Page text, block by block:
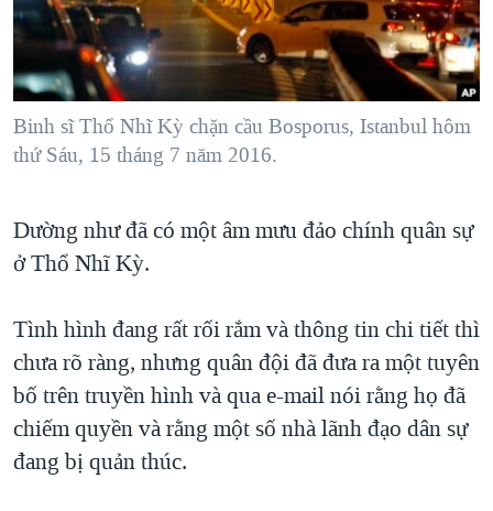
"Tìm"NGƯỜI VIỆT HẢI NGOẠI
ĐỜI SỐNG
KINH TẾ
VĂN HOÁ
THỂ THAO
TẠI
HÀNH TRÌNH BẦU CỬ 2024
MỘT NĂM CHIẾN TRANH TẠI DẢI GAZA
GIẢI MÃ VÀNH ĐAI & CON ĐƯỜNG
NGÀY TỊ NẠN THẾ GIỚI
GROUND ZERO – XƯA VÀ NAY
CÁC GIÁ TRỊ CỘNG HÒA Ở VIỆT NAM
THƯỢNG ĐỈNH TRUMP-KIM TẠI VIỆT NAM
TRỊNH VĨNH BÌNH VS. CHÍNH PHỦ VIỆT NAM
NGƯ DÂN VIỆT VÀ LÀN SÓNG TRỘM HẢI SÂM
VIDEO
NGHE
MẠNG XÃ HỘI
Ngôn ngữ khác
Binh sĩ Thổ Nhĩ Kỳ chặn cầu Bosporus, Istanbul hôm
thứ Sáu, 15 tháng 7 năm 2016.
Dường như đã có một âm mưu đảo chính quân sự
ở Thổ Nhĩ Kỳ.
Tình hình đang rất rối rắm và thông tin chi tiết thì
chưa rõ ràng, nhưng quân đội đã đưa ra một tuyên
bố trên truyền hình và qua e-mail nói rằng họ đã
chiếm quyền và rằng một số nhà lãnh đạo dân sự
đang bị quản thúc.